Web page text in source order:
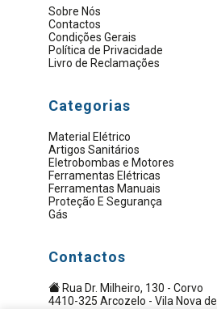
Sobre Nós
Contactos
Condições Gerais
Política de Privacidade
Livro de Reclamações
Categorias
Material Elétrico
Artigos Sanitários
Eletrobombas e Motores
Ferramentas Elétricas
Ferramentas Manuais
Proteção E Segurança
Gás
Contactos
Rua Dr. Milheiro, 130 - Corvo
4410-325 Arcozelo - Vila Nova